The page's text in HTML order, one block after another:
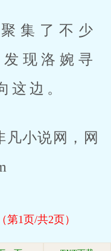
集了不少
现洛婉寻
这边。
凡小说网，网
第1页/共2页）